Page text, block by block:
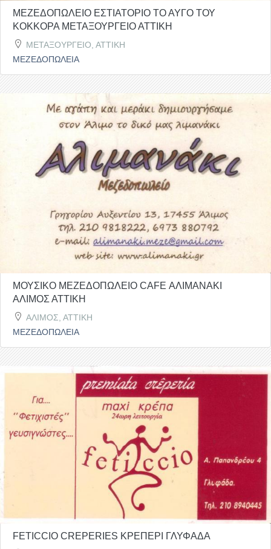
ΜΕΖΕΔΟΠΩΛΕΙΟ ΕΣΤΙΑΤΟΡΙΟ ΤΟ ΑΥΓΟ ΤΟΥ
ΚΟΚΚΟΡΑ ΜΕΤΑΞΟΥΡΓΕΙΟ ΑΤΤΙΚΗ
ΜΕΤΑΞΟΥΡΓΕΙΟ, ΑΤΤΙΚΗ
ΜΕΖΕΔΟΠΩΛΕΙΑ
ΜΟΥΣΙΚΟ ΜΕΖΕΔΟΠΩΛΕΙΟ CAFE ΑΛΙΜΑΝΑΚΙ
ΑΛΙΜΟΣ ΑΤΤΙΚΗ
ΑΛΙΜΟΣ, ΑΤΤΙΚΗ
ΜΕΖΕΔΟΠΩΛΕΙΑ
FETICCIO CREPERIES ΚΡΕΠΕΡΙ ΓΛΥΦΑΔΑ